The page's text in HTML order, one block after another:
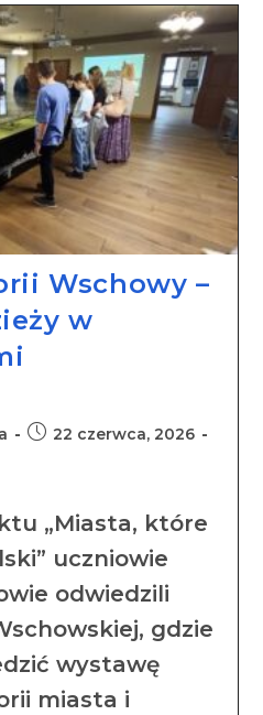
Wschowy –
w
22 czerwca, 2026
„Miasta, które
uczniowie
odwiedzili
gdzie
wystawę
miasta i